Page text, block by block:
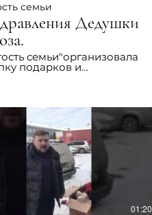
семьи
Дедушки
семьи"организовала
подарков и
детей
106 детей из 21
01:20